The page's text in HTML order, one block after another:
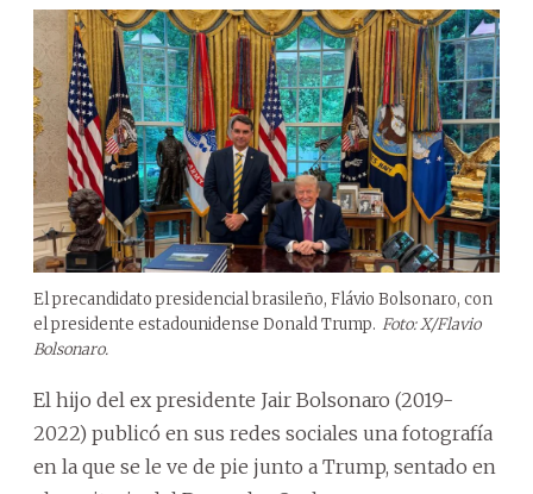
El precandidato presidencial brasileño, Flávio Bolsonaro, con
el presidente estadounidense Donald Trump. Foto: X/Flavio
Bolsonaro.
El hijo del ex presidente Jair Bolsonaro (2019-
2022) publicó en sus redes sociales una fotografía
en la que se le ve de pie junto a Trump, sentado en